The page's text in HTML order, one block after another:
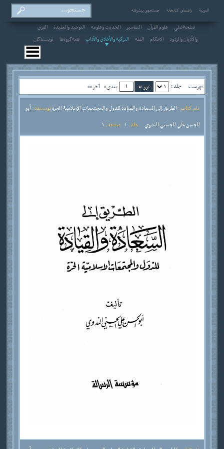
العربیة راهنمای کتابخانه جستجوی پیشرفته
صفحه‌اصلی علوم القرآن التفاسير الحديث وعلومه التوحيد والعقيدة
الفرق
والأديان والردود
الاحکام الفقه التزكية والأخلاق والآداب همه‌گروه‌ها نویسندگان
فهرست جلد : بعدی» آخر»»
نام کتاب : الطريق إلى السعادة والقيادة للدول والمجتمعات الإسلامية الحرةنویسنده :أبو
الحسن علي الحسني الندوي
جلد : صفحه :